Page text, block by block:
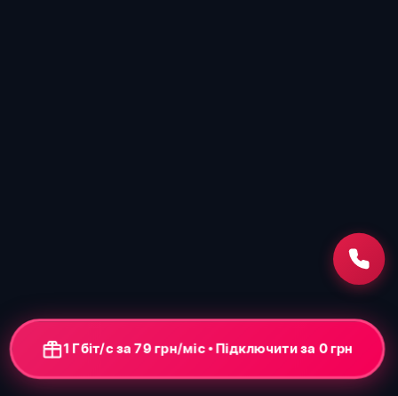
1 Гбіт/с за 79 грн/міс • Підключити за 0 грн